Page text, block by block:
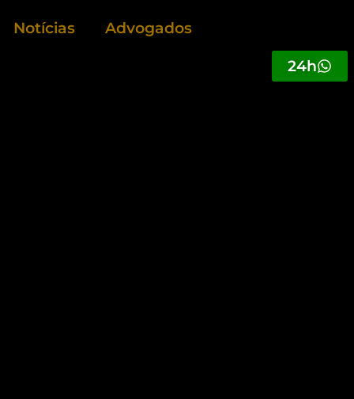
Notícias Advogados
24h